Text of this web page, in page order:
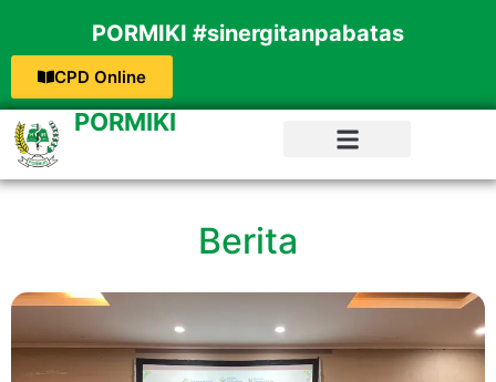
PORMIKI #sinergitanpabatas
CPD Online
PORMIKI
Berita